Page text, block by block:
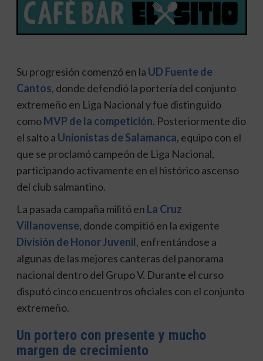
Su progresión comenzó en la UD Fuente de
Cantos, donde defendió la portería del conjunto
extremeño en Liga Nacional y fue distinguido
comoMVP de la competición. Posteriormente dio
el salto a Unionistas de Salamanca, equipo con el
que se proclamó campeón de Liga Nacional,
participando activamente en el histórico ascenso
del club salmantino.
La pasada campaña militó en La Cruz
Villanovense, donde compitió en la exigente
División de Honor Juvenil, enfrentándose a
algunas de las mejores canteras del panorama
nacional dentro del Grupo V. Durante el curso
disputó cinco encuentros oficiales con el conjunto
extremeño.
Un portero con presente y mucho
margen de crecimiento